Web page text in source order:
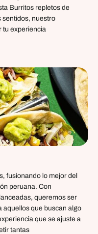
Burritos repletos de
sentidos, nuestro
tu experiencia
fusionando lo mejor del
peruana. Con
queremos ser
aquellos que buscan algo
que se ajuste a
tantas